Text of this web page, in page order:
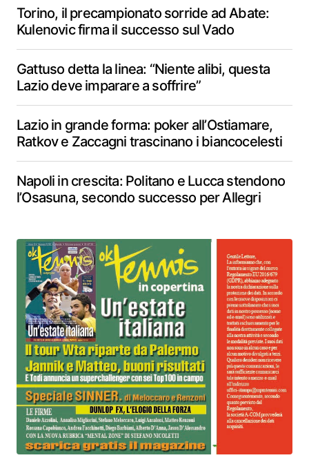
Torino, il precampionato sorride ad Abate:
Kulenovic firma il successo sul Vado
Gattuso detta la linea: “Niente alibi, questa
Lazio deve imparare a soffrire”
Lazio in grande forma: poker all’Ostiamare,
Ratkov e Zaccagni trascinano i biancocelesti
Napoli in crescita: Politano e Lucca stendono
l’Osasuna, secondo successo per Allegri